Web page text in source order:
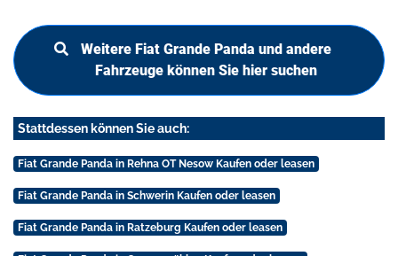
Weitere Fiat Grande Panda und andere
Fahrzeuge können Sie hier suchen
Stattdessen können Sie auch:
Fiat Grande Panda in Rehna OT Nesow Kaufen oder leasen
Fiat Grande Panda in Schwerin Kaufen oder leasen
Fiat Grande Panda in Ratzeburg Kaufen oder leasen